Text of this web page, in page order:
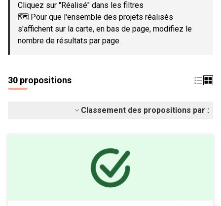
Cliquez sur "Réalisé" dans les filtres
🗺️ Pour que l'ensemble des projets réalisés
s'affichent sur la carte, en bas de page, modifiez le
nombre de résultats par page.
30 propositions
Classement des propositions par :